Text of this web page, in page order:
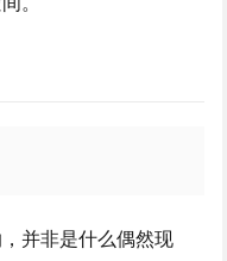
并非是什么偶然现